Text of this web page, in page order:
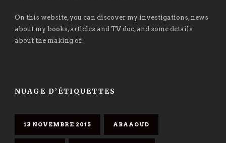
On this website, you can discover my investigations, news
about my books, articles and TV doc, and some details
about the making of.
NUAGE D’ÉTIQUETTES
13 NOVEMBRE 2015 ABAAOUD